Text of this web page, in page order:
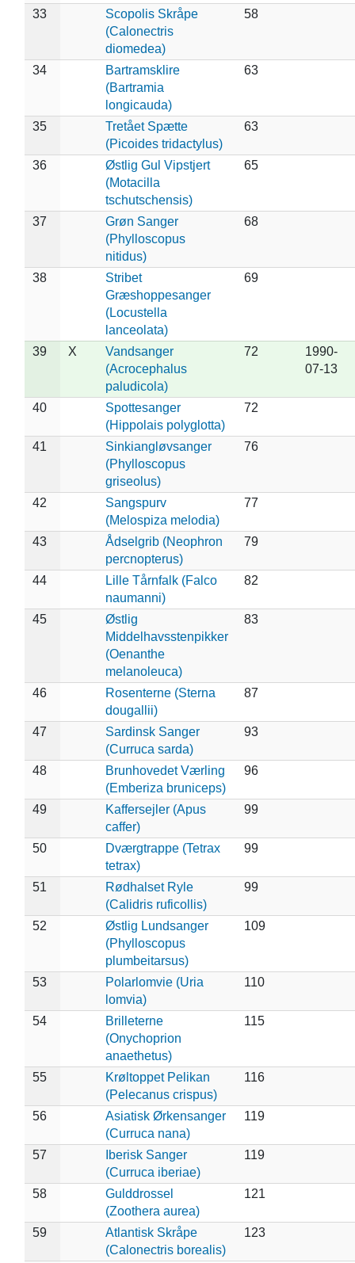
33
Scopolis Skråpe
(Calonectris
diomedea)
58
34
Bartramsklire
(Bartramia
longicauda)
63
35
Tretået Spætte
(Picoides tridactylus)
63
36
Østlig Gul Vipstjert
(Motacilla
tschutschensis)
65
37
Grøn Sanger
(Phylloscopus
nitidus)
68
38
Stribet
Græshoppesanger
(Locustella
lanceolata)
69
39 X
Vandsanger
(Acrocephalus
paludicola)
72
1990-
07-13
40
Spottesanger
(Hippolais polyglotta)
72
41
Sinkiangløvsanger
(Phylloscopus
griseolus)
76
42
Sangspurv
(Melospiza melodia)
77
43
Ådselgrib (Neophron
percnopterus)
79
44
Lille Tårnfalk (Falco
naumanni)
82
45
Østlig
Middelhavsstenpikker
(Oenanthe
melanoleuca)
83
46
Rosenterne (Sterna
dougallii)
87
47
Sardinsk Sanger
(Curruca sarda)
93
48
Brunhovedet Værling
(Emberiza bruniceps)
96
49
Kaffersejler (Apus
caffer)
99
50
Dværgtrappe (Tetrax
tetrax)
99
51
Rødhalset Ryle
(Calidris ruficollis)
99
52
Østlig Lundsanger
(Phylloscopus
plumbeitarsus)
109
53
Polarlomvie (Uria
lomvia)
110
54
Brilleterne
(Onychoprion
anaethetus)
115
55
Krøltoppet Pelikan
(Pelecanus crispus)
116
56
Asiatisk Ørkensanger
(Curruca nana)
119
57
Iberisk Sanger
(Curruca iberiae)
119
58
Gulddrossel
(Zoothera aurea)
121
59
Atlantisk Skråpe
(Calonectris borealis)
123